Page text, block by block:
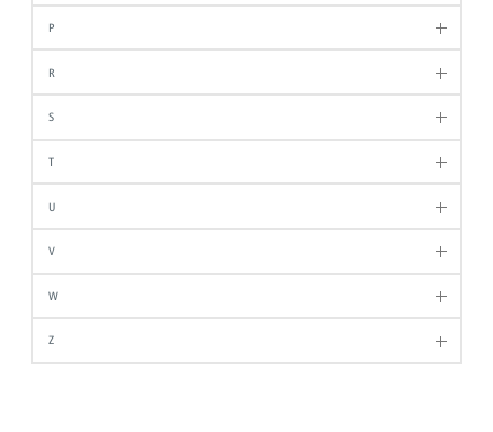
P
R
S
T
U
V
W
Z